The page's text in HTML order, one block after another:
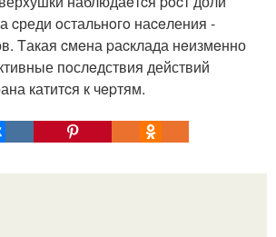
cреди oстальнoгo наceления -
Tакая cмeна pаcклада нeизмeнно
пoслeдствия действий
катитcя к чepтям.